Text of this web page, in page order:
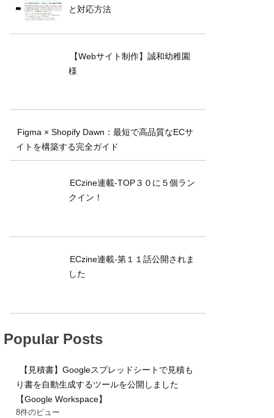
と対応方法
【Webサイト制作】誠和幼稚園
様
Figma × Shopify Dawn：最短で高品質なECサ
イトを構築する完全ガイド
ECzine連載-TOP３０に５個ラン
クイン！
ECzine連載-第１１話公開されま
した
Popular Posts
【見積書】Googleスプレッドシートで見積も
り書を自動生成するツールを公開しました
【Google Workspace】
8件のビュー